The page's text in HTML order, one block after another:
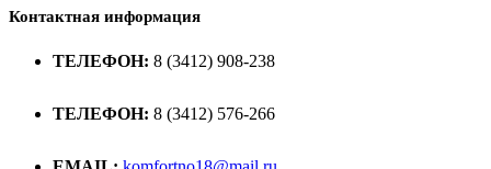
Контактная информация
ТЕЛЕФОН: 8 (3412) 908-238
ТЕЛЕФОН: 8 (3412) 576-266